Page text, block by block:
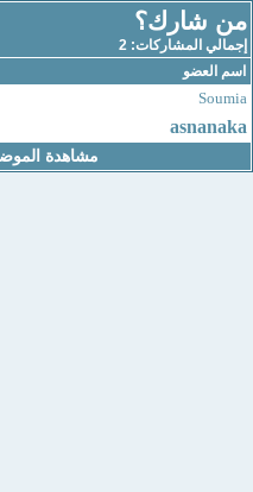
من شارك؟
إجمالي المشاركات: 2
اسم العضو
Soumia
asnanaka
مشاهدة